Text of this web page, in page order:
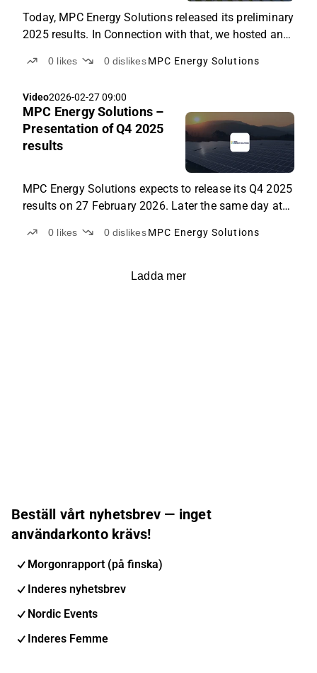
Today, MPC Energy Solutions released its preliminary
2025 results. In Connection with that, we hosted an
where he presented the results, And focused on the
0 likes 0 dislikes MPC Energy Solutions
Video2026-02-27 09:00
MPC Energy Solutions –
Presentation of Q4 2025
results
MPC Energy Solutions expects to release its Q4 2025
results on 27 February 2026. Later the same day at
present the fourth-quarter and full-year 2025 results,
2025 report, and answer questions from the
0 likes 0 dislikes MPC Energy Solutions
Ladda mer
Beställ vårt nyhetsbrev — inget
användarkonto krävs!
Morgonrapport (på finska)
Inderes nyhetsbrev
Nordic Events
Inderes Femme